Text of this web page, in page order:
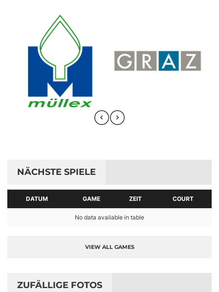
NÄCHSTE SPIELE
DATUM GAME ZEIT COURT
No data available in table
VIEW ALL GAMES
ZUFÄLLIGE FOTOS